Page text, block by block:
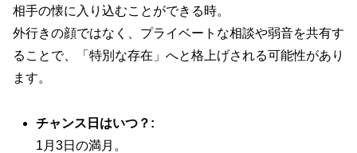
相手の懐に入り込むことができる時。
外行きの顔ではなく、プライベートな相談や弱音を共有す
ることで、「特別な存在」へと格上げされる可能性があり
ます。
チャンス日はいつ？:
1月3日の満月。